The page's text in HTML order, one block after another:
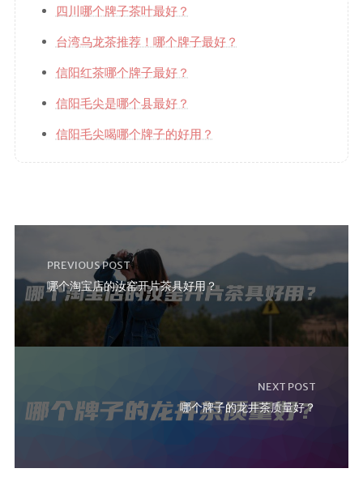
四川哪个牌子茶叶最好？
台湾乌龙茶推荐！哪个牌子最好？
信阳红茶哪个牌子最好？
信阳毛尖是哪个县最好？
信阳毛尖喝哪个牌子的好用？
PREVIOUS POST
哪个淘宝店的汝窑开片茶具好用？
NEXT POST
哪个牌子的龙井茶质量好？